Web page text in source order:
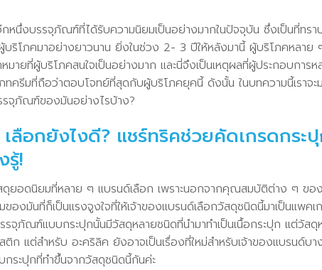
กหนึ่งบรรจุภัณฑ์ที่ได้รับความนิยมเป็นอย่างมากในปัจจุบัน ซึ่งเป็นที่ทร
ริโภคมาอย่างยาวนาน ยิ่งในช่วง 2- 3 ปีให้หลังมานี้ ผู้บริโภคหลาย
มายที่ผู้บริโภคสนใจเป็นอย่างมาก และนี่จึงเป็นเหตุผลที่ผู้ประกอบการ
ภทครีมที่ถือว่าตอบโจทย์ที่สุดกับผู้บริโภคยุคนี้ ดังนั้น ในบทความนี้เราจ
รจุภัณฑ์ของมันอย่างไรบ้าง?
ลือกยังไงดี? แชร์ทริคช่วยคัดเกรดกระ
รู้!
ยอดนิยมที่หลาย ๆ แบรนด์เลือก เพราะนอกจากคุณสมบัติต่าง ๆ ขอ
งมันที่ก็เป็นแรงจูงใจที่ให้เจ้าของแบรนด์เลือกวัสดุชนิดนี้มาเป็นแพค
รจุภัณฑ์แบบกระปุกนั้นมีวัสดุหลายชนิดที่นำมาทำเป็นเนื้อกระปุก แต่วั
ก แต่สำหรับ อะคริลิค ยังอาจเป็นเรื่องที่ใหม่สำหรับเจ้าของแบรนด์บ
ระปุกที่ทำขึ้นจากวัสดุชนิดนี้กันค่ะ